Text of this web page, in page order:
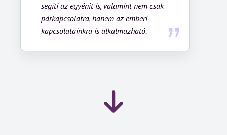
segíti az egyénit is, valamint nem csak
párkapcsolatra, hanem az emberi
kapcsolatainkra is alkalmazható.